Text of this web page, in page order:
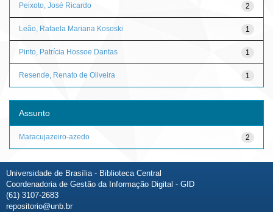
2
Peixoto, José Ricardo
1
Leão, Rafaela Mariana Kososki
1
Pinto, Patrícia Hossoe Dantas
1
Resende, Renato de Oliveira
Assunto
2
Maracujazeiro-azedo
Universidade de Brasília - Biblioteca Central
Coordenadoria de Gestão da Informação Digital - GID
(61) 3107-2683
repositorio@unb.br